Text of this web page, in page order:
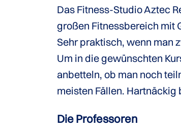
Das Fitness-Studio Aztec
großen Fitnessbereich mit
Sehr praktisch, wenn man
Um in die gewünschten
anbetteln, ob man noch
meisten Fällen. Hartnäckig
Die Professoren